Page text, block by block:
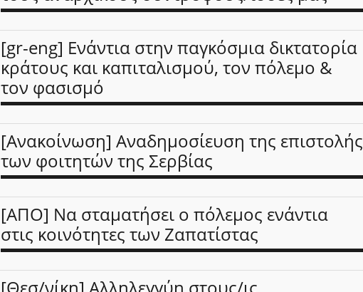
[gr-eng] Ενάντια στην παγκόσμια δικτατορία
κράτους και καπιταλισμού, τον πόλεμο &
τον φασισμό
[Ανακοίνωση] Αναδημοσίευση της επιστολής
των φοιτητών της Σερβίας
[ΑΠΟ] Να σταματήσει ο πόλεμος ενάντια
στις κοινότητες των Ζαπατίστας
[Θεσ/νίκη] Αλληλεγγύη στους/ις